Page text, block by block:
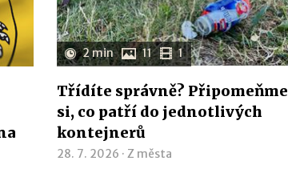
2 min 11 1
Třídíte správně? Připomeňme
si, co patří do jednotlivých
kontejnerů
28. 7. 2026 ·Z města